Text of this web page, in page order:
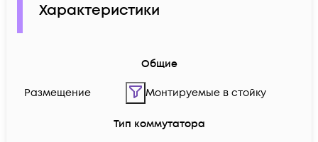
Характеристики
Общие
Размещение Монтируемые в стойку
Тип коммутатора